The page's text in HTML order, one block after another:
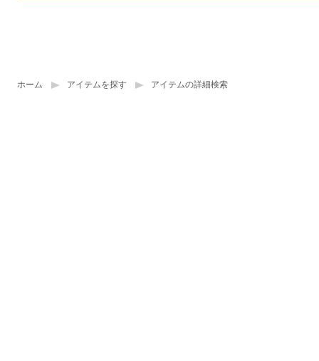
ホーム アイテムを探す アイテムの詳細検索